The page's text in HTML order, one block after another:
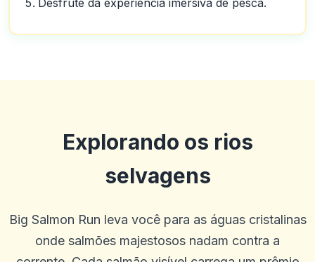
Desfrute da experiência imersiva de pesca.
Explorando os rios
selvagens
Big Salmon Run leva você para as águas cristalinas
onde salmões majestosos nadam contra a